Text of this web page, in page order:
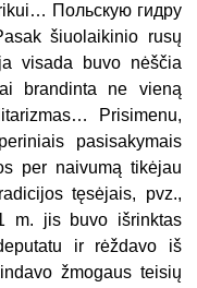
Польскую гидру
šiuolaikinio rusų
visada buvo nėščia
brandinta ne vieną
Prisimenu,
pasisakymais
per naivumą tikėjau
tęsėjais, pvz.,
m. jis buvo išrinktas
ir rėždavo iš
žmogaus teisių